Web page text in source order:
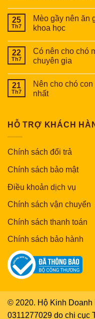
25
Th7
Mèo gầy nên ăn
khoa học
22
Th7
Có nên cho chó
chuyên gia
21
Th7
Nên cho chó
nhất
HỖ TRỢ KHÁCH
Chính sách đổi trả
Chính sách bảo mật
Điều khoản dịch vụ
Chính sách vận chuyển
Chính sách thanh toán
Chính sách bảo hành
© 2020. Hộ Kinh Doanh
0311277029 do chi cục